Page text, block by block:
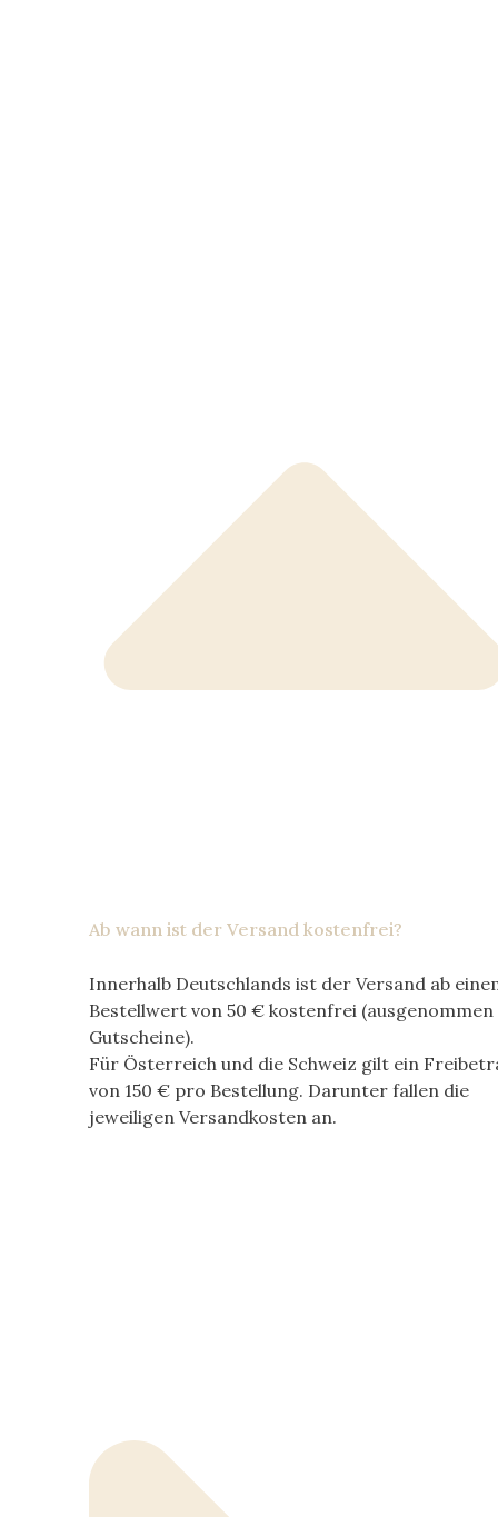
Ab wann ist der Versand kostenfrei?
Innerhalb Deutschlands ist der Versand ab
Bestellwert von 50 € kostenfrei (ausgenommen
Gutscheine).
Für Österreich und die Schweiz gilt ein
von 150 € pro Bestellung. Darunter fallen die
jeweiligen Versandkosten an.